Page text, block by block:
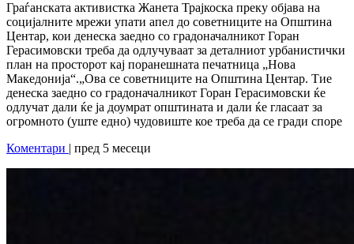
Граѓанската активистка Жанета Трајкоска преку објава на
социјалните мрежи упати апел до советниците на Општина
Центар, кои денеска заедно со градоначалникот Горан
Герасимовски треба да одлучуваат за деталниот урбанистички
план на просторот кај поранешната печатница „Нова
Македонија“.„Ова се советниците на Општина Центар. Тие
денеска заедно со градоначалникот Горан Герасимовски ќе
одлучат дали ќе ја доумрат општината и дали ќе гласаат за
огромното (уште едно) чудовиште кое треба да се гради споре
Коментари | пред 5 месеци